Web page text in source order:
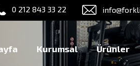
0 212 843 33 22
Kurumsal Ürünler